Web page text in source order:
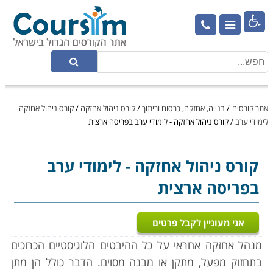

אתר קורסים /בנייה, אחזקה, כרסום וריתוך/קורס ניהול אחזקה /קורס ניהול אחזקה -
לימודי ערב/קורס ניהול אחזקה - לימודי ערב בפריסה ארצית
קורס ניהול אחזקה - לימודי ערב
בפריסה ארצית
אני מעוניין לקבל פרטים
מנהל אחזקה אחראי על כל ההיבטים הלוגיסטיים הכרוכים
בתחזוק מפעל, מתקן או מבנה מסוים. הדבר כולל הן מתן